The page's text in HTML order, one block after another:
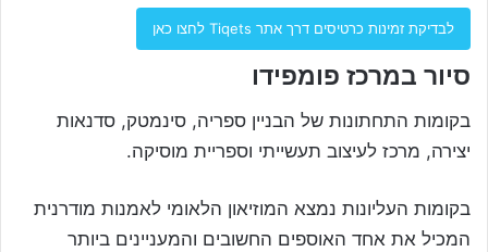
לבדיקת זמינות כרטיסים דרך אתר Tiqets לחצו כאן
סיור במרכז פומפידו
בקומות התחתונות של הבניין ספריה, סינמטק, סדנאות
יצירה, מרכז לעיצוב תעשייתי וספריית מוסיקה.
בקומות העליונות נמצא המוזיאון הלאומי לאמנות מודרנית
המכיל את אחד האוספים החשובים והמעניינים ביותר